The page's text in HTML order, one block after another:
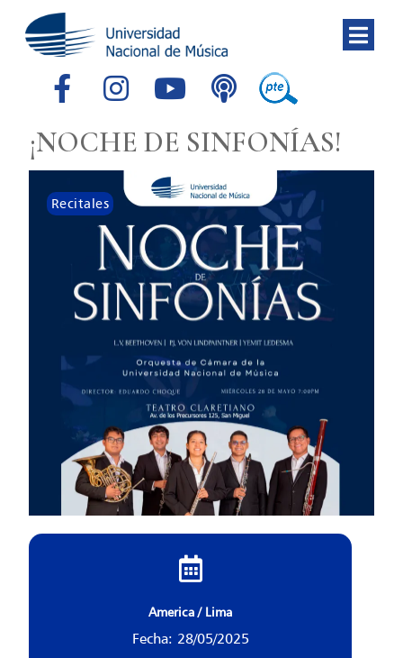
¡NOCHE DE SINFONÍAS!
Recitales
America / Lima
Fecha: 28/05/2025